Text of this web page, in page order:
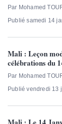
Par Mohamed
Publié samedi 14
Mali : Leçon
célébrations du
Par Mohamed
Publié vendredi 13